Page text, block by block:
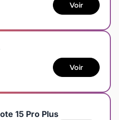
Voir
Voir
15 Pro Plus